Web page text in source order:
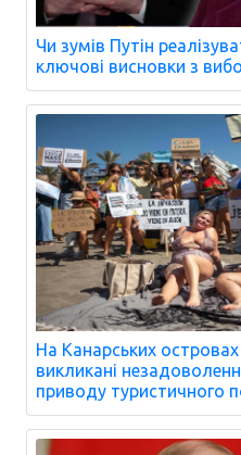
Чи зумів Путін
ключові висновки з
На Канарських островах
викликані
приводу туристичного